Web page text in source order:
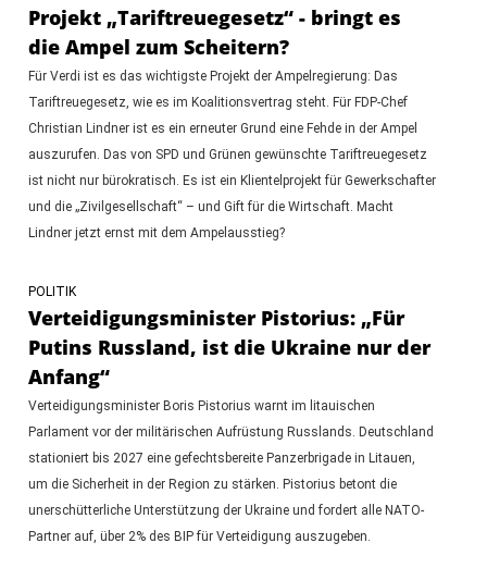
Projekt „Tariftreuegesetz“ - bringt es
die Ampel zum Scheitern?
Für Verdi ist es das wichtigste Projekt der Ampelregierung: Das
Tariftreuegesetz, wie es im Koalitionsvertrag steht. Für FDP-Chef
Christian Lindner ist es ein erneuter Grund eine Fehde in der Ampel
auszurufen. Das von SPD und Grünen gewünschte Tariftreuegesetz
ist nicht nur bürokratisch. Es ist ein Klientelprojekt für Gewerkschafter
und die „Zivilgesellschaft“ – und Gift für die Wirtschaft. Macht
Lindner jetzt ernst mit dem Ampelausstieg?
POLITIK
Verteidigungsminister Pistorius: „Für
Putins Russland, ist die Ukraine nur der
Anfang“
Verteidigungsminister Boris Pistorius warnt im litauischen
Parlament vor der militärischen Aufrüstung Russlands. Deutschland
stationiert bis 2027 eine gefechtsbereite Panzerbrigade in Litauen,
um die Sicherheit in der Region zu stärken. Pistorius betont die
unerschütterliche Unterstützung der Ukraine und fordert alle NATO-
Partner auf, über 2% des BIP für Verteidigung auszugeben.